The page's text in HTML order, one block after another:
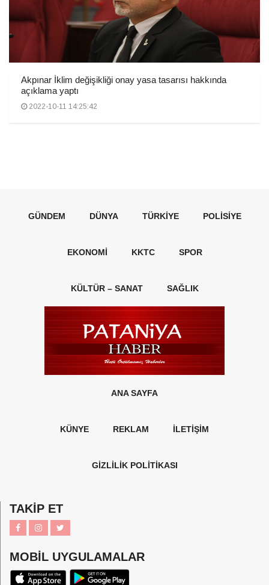
Akpınar İklim değişikliği onay yasa tasarısı hakkında
açıklama yaptı
2022-10-11 14:25:42
GÜNDEM DÜNYA TÜRKIYE POLISIYE
EKONOMI KKTC SPOR
KÜLTÜR – SANAT SAĞLIK
ANA SAYFA
KÜNYE REKLAM İLETİŞİM
GİZLİLİK POLİTİKASI
TAKİP ET
MOBİL UYGULAMALAR